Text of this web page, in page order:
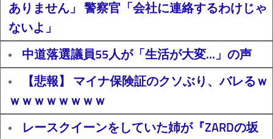
ありません」 警察官「会社に連絡するわけじゃ
ないよ」
中道落選議員55人が「生活が大変…」の声
【悲報】 マイナ保険証のクソぶり、バレるｗ
ｗｗｗｗｗｗｗｗ
レースクイーンをしていた姉が『ZARDの坂